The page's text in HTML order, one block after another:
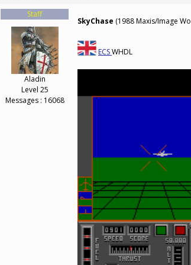
Staff
Aladin
Level 25
Messages : 16068
SkyChase (1988 Maxis/Image
ECSWHDL